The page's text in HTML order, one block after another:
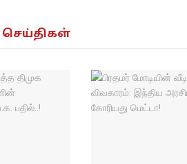
செய்திகள்